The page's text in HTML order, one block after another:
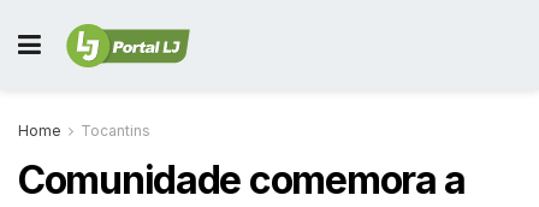
Home Tocantins
Comunidade comemora a